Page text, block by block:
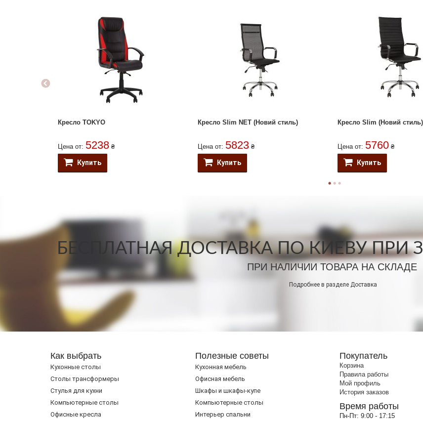
Кресло TOKYO
Цена от: 5238 ₴
Купить
Кресло Slim NET (Новий стиль)
Цена от: 5823 ₴
Купить
Кресло Slim (Новий стиль)
Цена от: 5760 ₴
Купить
БЕСПЛАТНАЯ ДОСТАВКА ПО КИЕВУ ПРИ
ПРИ НАЛИЧИИ ТОВАРА НА СКЛАДЕ
Подробнее в разделе Доставка
Как выбрать
Кухонные столы
Cтолы трансформеры
Стулья для кухни
Компьютерные столы
Офисные кресла
Полезные советы
Кухонная мебель
Офисная мебель
Шкафы и шкафы-купе
Компьютерные столы
Интерьер спальни
Покупатель
Корзина
Правила работы
Мой профиль
История заказов
Время работы
Пн-Пт: 9:00 - 17:15